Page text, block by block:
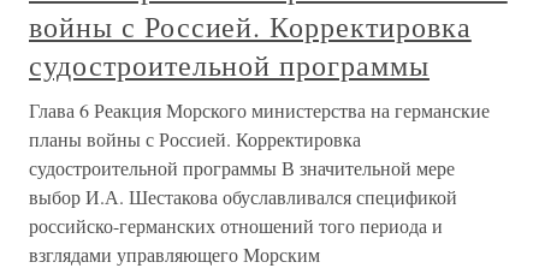
войны с Россией. Корректировка
судостроительной программы
Глава 6 Реакция Морского министерства на германские
планы войны с Россией. Корректировка
судостроительной программы В значительной мере
выбор И.А. Шестакова обуславливался спецификой
российско-германских отношений того периода и
взглядами управляющего Морским